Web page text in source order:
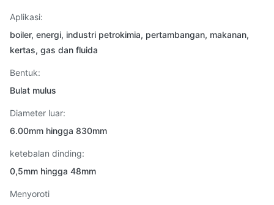
Aplikasi:
boiler, energi, industri petrokimia, pertambangan, makanan,
kertas, gas dan fluida
Bentuk:
Bulat mulus
Diameter luar:
6.00mm hingga 830mm
ketebalan dinding:
0,5mm hingga 48mm
Menyoroti